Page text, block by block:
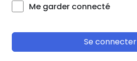
Me garder connecté
Se connecter